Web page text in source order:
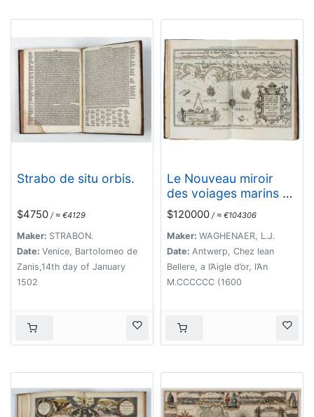
Strabo de situ orbis.
$4750 / ≈ €4129
Maker: STRABON.
Date: Venice, Bartolomeo de
Zanis,14th day of January
1502
Le Nouveau miroir
des voiages marins de
la navigation de la
mer occidentale &
orientale.
$120000 / ≈ €104306
Maker: WAGHENAER, L.J.
Date: Antwerp, Chez Iean
Bellere, a l’Aigle d’or, l’An
M.CCCCCC (1600